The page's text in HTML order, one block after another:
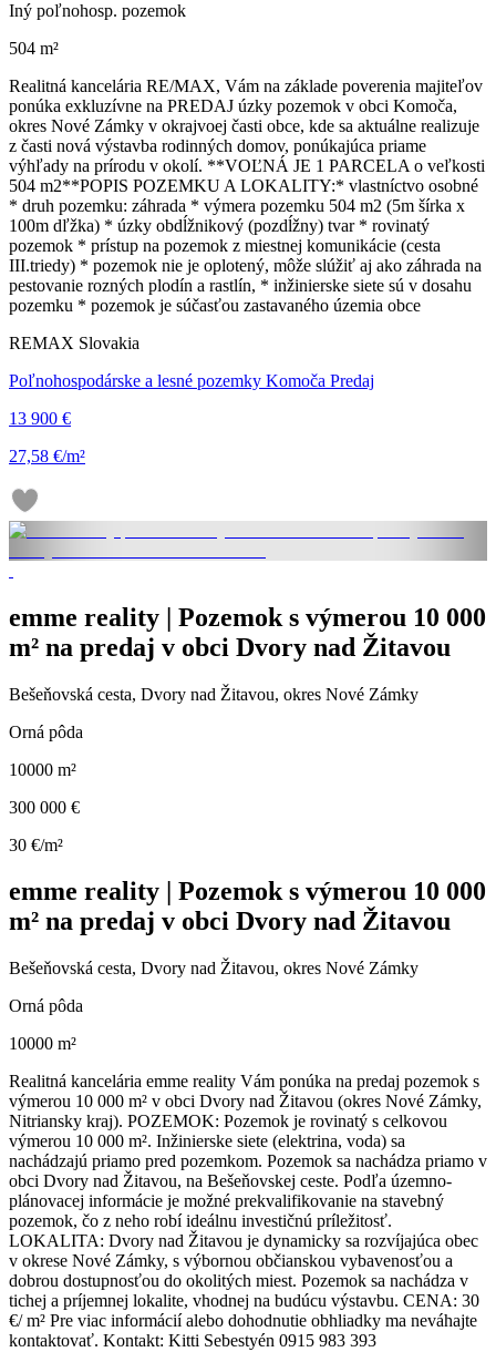
Iný poľnohosp. pozemok
504 m²
Realitná kancelária RE/​MAX, Vám na základe poverenia majiteľov
ponúka exkluzívne na PREDAJ úzky pozemok v obci Komoča,
okres Nové Zámky v okrajvoej časti obce, kde sa aktuálne realizuje
z časti nová výstavba rodinných domov, ponúkajúca priame
výhľady na prírodu v okolí. **VOĽNÁ JE 1 PARCELA o veľkosti
504 m2** ​POPIS POZEMKU A LOKALITY:​ * vlastníctvo osobné
* druh pozemku: záhrada * výmera pozemku 504 m2 (5m šírka x
100m dľžka) * úzky obdĺžnikový (pozdĺžny) tvar * rovinatý
pozemok * prístup na pozemok z miestnej komunikácie (cesta
III.triedy) * pozemok nie je oplotený, môže slúžiť aj ako záhrada na
pestovanie rozných plodín a rastlín, * inžinierske siete sú v dosahu
pozemku * pozemok je súčasťou zastavaného územia obce
REMAX Slovakia
Poľnohospodárske a lesné pozemky Komoča Predaj
13 900 €
27,58 €/m²
emme reality | Pozemok s výmerou 10 000
m² na predaj v obci Dvory nad Žitavou
Bešeňovská cesta, Dvory nad Žitavou, okres Nové Zámky
Orná pôda
10000 m²
300 000 €
30 €/m²
emme reality | Pozemok s výmerou 10 000
m² na predaj v obci Dvory nad Žitavou
Bešeňovská cesta, Dvory nad Žitavou, okres Nové Zámky
Orná pôda
10000 m²
Realitná kancelária emme reality Vám ponúka na predaj pozemok s
výmerou 10 000 m² v obci Dvory nad Žitavou (okres Nové Zámky,
Nitriansky kraj). POZEMOK: Pozemok je rovinatý s celkovou
výmerou 10 000 m². Inžinierske siete (elektrina, voda) sa
nachádzajú priamo pred pozemkom. Pozemok sa nachádza priamo v
obci Dvory nad Žitavou, na Bešeňovskej ceste. Podľa územno-
plánovacej informácie je možné prekvalifikovanie na stavebný
pozemok, čo z neho robí ideálnu investičnú príležitosť.
LOKALITA: Dvory nad Žitavou je dynamicky sa rozvíjajúca obec
v okrese Nové Zámky, s výbornou občianskou vybavenosťou a
dobrou dostupnosťou do okolitých miest. Pozemok sa nachádza v
tichej a príjemnej lokalite, vhodnej na budúcu výstavbu. CENA: 30
€/ m² Pre viac informácií alebo dohodnutie obhliadky ma neváhajte
kontaktovať. Kontakt: Kitti Sebestyén 0915 983 393